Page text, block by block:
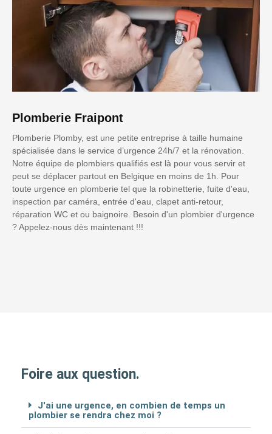
Plomberie Fraipont
Plomberie Plomby, est une petite entreprise à taille humaine
spécialisée dans le service d’urgence 24h/7 et la rénovation.
Notre équipe de plombiers qualifiés est là pour vous servir et
peut se déplacer partout en Belgique en moins de 1h. Pour
toute urgence en plomberie tel que la robinetterie, fuite d'eau,
inspection par caméra, entrée d'eau, clapet anti-retour,
réparation WC et ou baignoire. Besoin d'un plombier d'urgence
? Appelez-nous dès maintenant !!!
Foire aux question.
J'ai une urgence, en combien de temps un
plombier se rendra chez moi ?